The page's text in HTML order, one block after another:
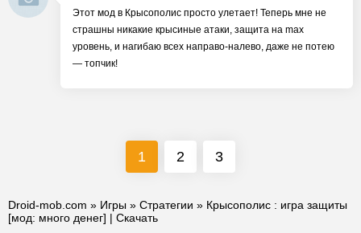
Этот мод в Крысополис просто улетает! Теперь мне не
страшны никакие крысиные атаки, защита на max
уровень, и нагибаю всех направо-налево, даже не потею
— топчик!
1 2 3
Droid-mob.com » Игры » Стратегии » Крысополис : игра защиты
[мод: много денег] | Скачать